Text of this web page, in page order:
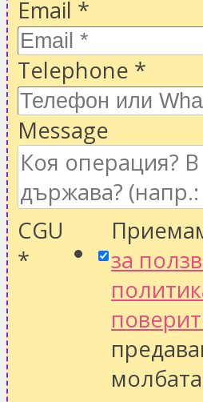
Email *
Telephone *
Message
CGU
*
за